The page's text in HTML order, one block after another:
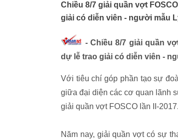
Chiều 8/7 giải quần vợt
giải có diễn viên - người mẫu
- Chiều 8/7 giải quần
dự lễ trao giải có diễn viên -
Với tiêu chí góp phần tạo sự
giữa đại diện các cơ quan lãnh
giải quần vợt FOSCO lần II-2017.
Năm nay, giải quần vợt có sự